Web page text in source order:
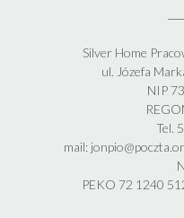
Silver Home
ul. Józefa
NIP
Tel.
mail:
PEKO 72 1240